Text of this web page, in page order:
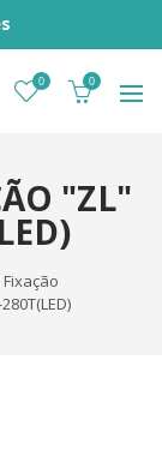
0 0
"ZL"